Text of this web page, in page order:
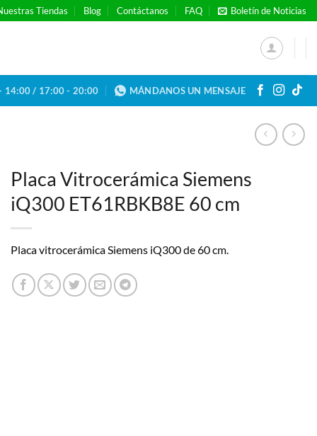
Tiendas Blog Contáctanos FAQ Boletín de Noticias
14:00 / 17:00 - 20:00 MÁNDANOS UN MENSAJE
Placa Vitrocerámica Siemens
iQ300 ET61RBKB8E 60 cm
Placa vitrocerámica Siemens iQ300 de 60 cm.